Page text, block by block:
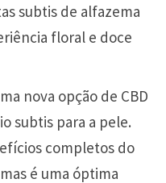
subtis de alfazema
floral e doce
nova opção de CBD
subtis para a pele.
completos do
é uma óptima